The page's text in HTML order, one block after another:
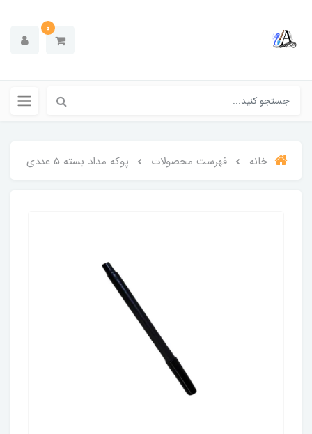
0
خانه فهرست محصولات پوکه مداد بسته 5 عددی